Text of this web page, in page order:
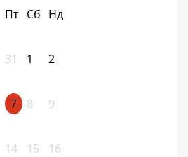
Пт Сб Нд
31 1 2
7 8 9
14 15 16